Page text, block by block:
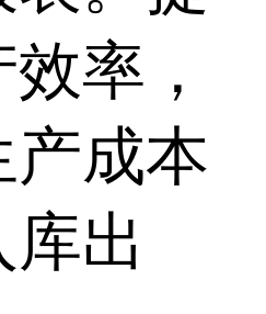
率，
产成本
出